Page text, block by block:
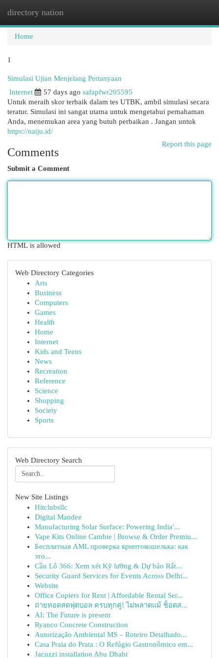
directory nation
Home
1
Simulasi Ujian Menjelang Pertanyaan
Internet
57 days ago safapfwr205595
Untuk meraih skor terbaik dalam tes UTBK, ambil simulasi secara
teratur. Simulasi ini sangat utama untuk mengetahui pemahaman
Anda, menemukan area yang butuh perbaikan . Jangan untuk
https://naiju.id/
Report this page
Comments
Submit a Comment
HTML is allowed
Web Directory Categories
Arts
Business
Computers
Games
Health
Home
Internet
Kids and Teens
News
Recreation
Reference
Science
Shopping
Society
Sports
Web Directory Search
New Site Listings
Hitclubsllc
Digital Mandee
Manufacturing Solar Surface: Powering India'...
Vape Kits Online Cambie | Browse & Order Premiu...
Бесплатная AML проверка криптокошелька: как
это...
Cầu Lô 366: Xem xét Kỹ lưỡng & Dự báo Rất...
Security Guard Services for Events Across Delhi...
Website
Office Copiers for Rent | Affordable Rental Ser...
ถ่ายทอดสดฟุตบอล ครบทุกคู่! ไม่พลาดแม้ ช็อตส...
AI: The Future is present
Ryanco Concrete Construction
Autorização Ambiental MS – Roteiro Detalhado...
Casa Praia do Prata : O Refúgio Gastronômico em...
Jacuzzi installation Abu Dhabi